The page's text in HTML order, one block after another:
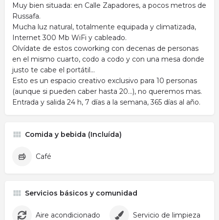
Muy bien situada: en Calle Zapadores, a pocos metros de
Russafa.
Mucha luz natural, totalmente equipada y climatizada,
Internet 300 Mb WiFi y cableado.
Olvídate de estos coworking con decenas de personas
en el mismo cuarto, codo a codo y con una mesa donde
justo te cabe el portátil...
Esto es un espacio creativo exclusivo para 10 personas
(aunque si pueden caber hasta 20...), no queremos mas.
Entrada y salida 24 h, 7 días a la semana, 365 días al año.
Comida y bebida (Incluída)
Café
Servicios básicos y comunidad
Aire acondicionado Servicio de limpieza